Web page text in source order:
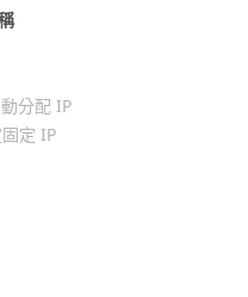
分配 IP
定 IP